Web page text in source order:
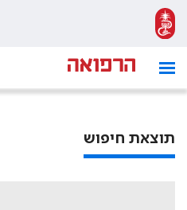
תוצאת חיפוש